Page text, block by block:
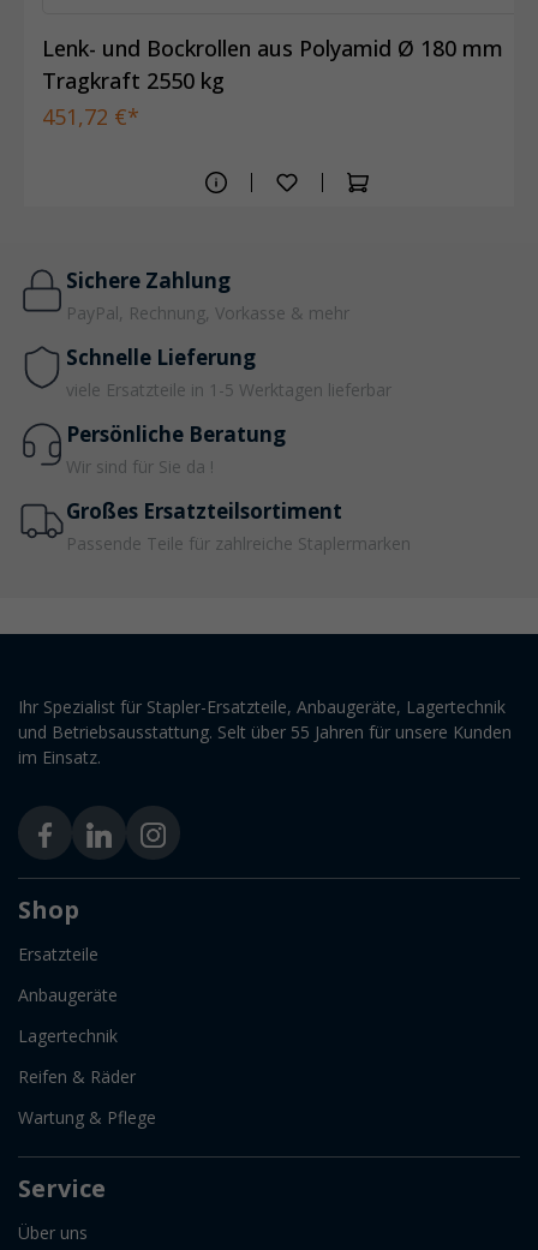
Lenk- und Bockrollen aus Polyamid Ø 180 mm
Tragkraft 2550 kg
451,72 €*
Sichere Zahlung
PayPal, Rechnung, Vorkasse & mehr
Schnelle Lieferung
viele Ersatzteile in 1-5 Werktagen lieferbar
Persönliche Beratung
Wir sind für Sie da !
Großes Ersatzteilsortiment
Passende Teile für zahlreiche Staplermarken
Ihr Spezialist für Stapler-Ersatzteile, Anbaugeräte, Lagertechnik
und Betriebsausstattung. Selt über 55 Jahren für unsere Kunden
im Einsatz.
Shop
Ersatzteile
Anbaugeräte
Lagertechnik
Reifen & Räder
Wartung & Pflege
Service
Über uns